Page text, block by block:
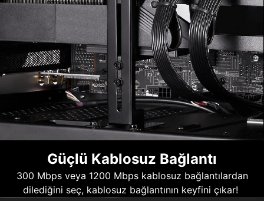
Güçlü Kablosuz Bağlantı
300 Mbps veya 1200 Mbps kablosuz bağlantılardan
dilediğini seç, kablosuz bağlantının keyfini çıkar!